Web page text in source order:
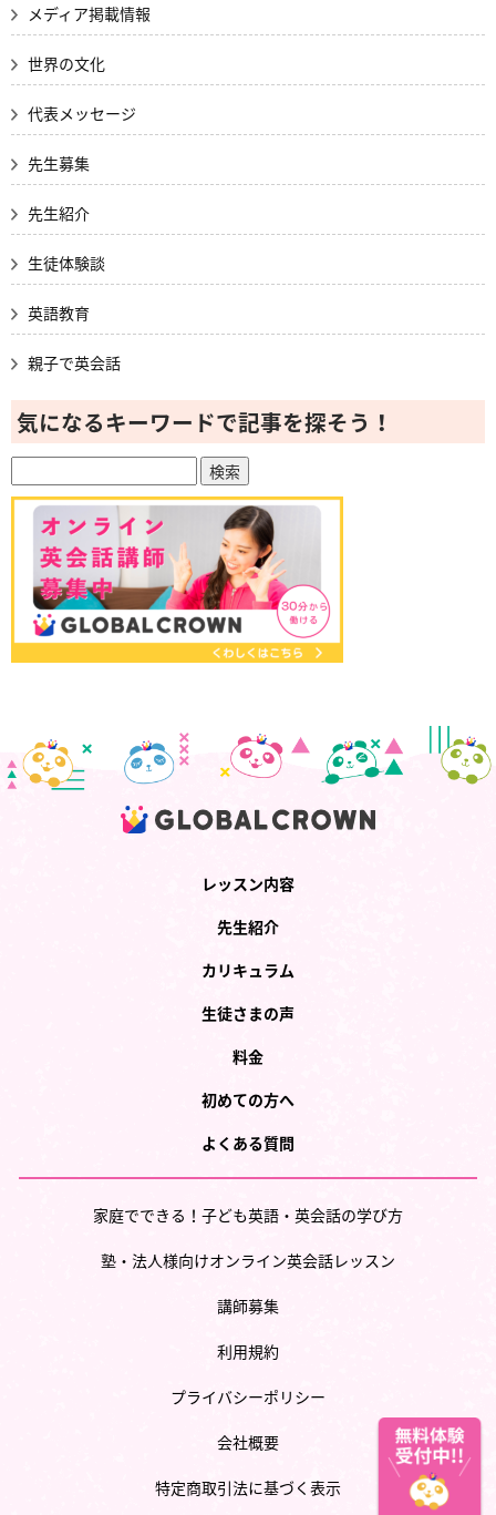
メディア掲載情報
世界の文化
代表メッセージ
先生募集
先生紹介
生徒体験談
英語教育
親子で英会話
気になるキーワードで記事を探そう！
レッスン内容
先生紹介
カリキュラム
生徒さまの声
料金
初めての方へ
よくある質問
家庭でできる！子ども英語・英会話の学び方
塾・法人様向けオンライン英会話レッスン
講師募集
利用規約
プライバシーポリシー
会社概要
特定商取引法に基づく表示